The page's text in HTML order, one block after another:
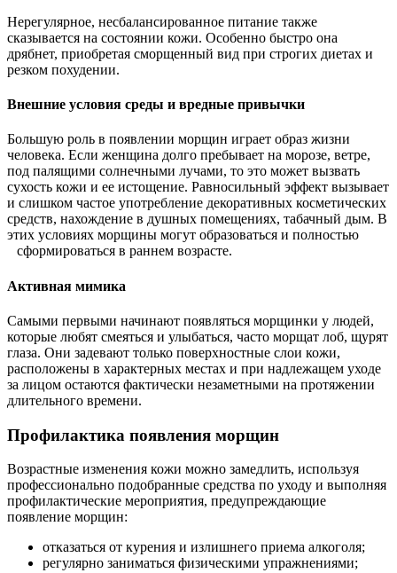
Нерегулярное, несбалансированное питание также
сказывается на состоянии кожи. Особенно быстро она
дрябнет, приобретая сморщенный вид при строгих диетах и
резком похудении.
Внешние условия среды и вредные привычки
Большую роль в появлении морщин играет образ жизни
человека. Если женщина долго пребывает на морозе, ветре,
под палящими солнечными лучами, то это может вызвать
сухость кожи и ее истощение. Равносильный эффект вызывает
и слишком частое употребление декоративных косметических
средств, нахождение в душных помещениях, табачный дым. В
этих условиях морщины могут образоваться и полностью
сформироваться в раннем возрасте.
Активная мимика
Самыми первыми начинают появляться морщинки у людей,
которые любят смеяться и улыбаться, часто морщат лоб, щурят
глаза. Они задевают только поверхностные слои кожи,
расположены в характерных местах и при надлежащем уходе
за лицом остаются фактически незаметными на протяжении
длительного времени.
Профилактика появления морщин
Возрастные изменения кожи можно замедлить, используя
профессионально подобранные средства по уходу и выполняя
профилактические мероприятия, предупреждающие
появление морщин:
отказаться от курения и излишнего приема алкоголя;
регулярно заниматься физическими упражнениями;